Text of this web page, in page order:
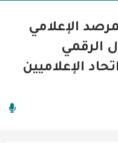
الإعلامي
الرقمي
الإعلاميين